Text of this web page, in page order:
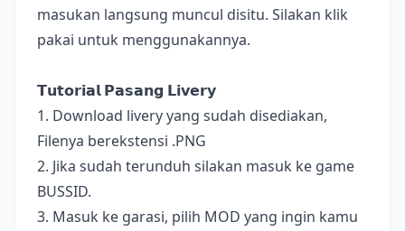
masukan langsung muncul disitu. Silakan klik
pakai untuk menggunakannya.
𝗧𝘂𝘁𝗼𝗿𝗶𝗮𝗹 𝗣𝗮𝘀𝗮𝗻𝗴 𝗟𝗶𝘃𝗲𝗿𝘆
1. Download livery yang sudah disediakan,
Filenya berekstensi .PNG
2. Jika sudah terunduh silakan masuk ke game
BUSSID.
3. Masuk ke garasi, pilih MOD yang ingin kamu